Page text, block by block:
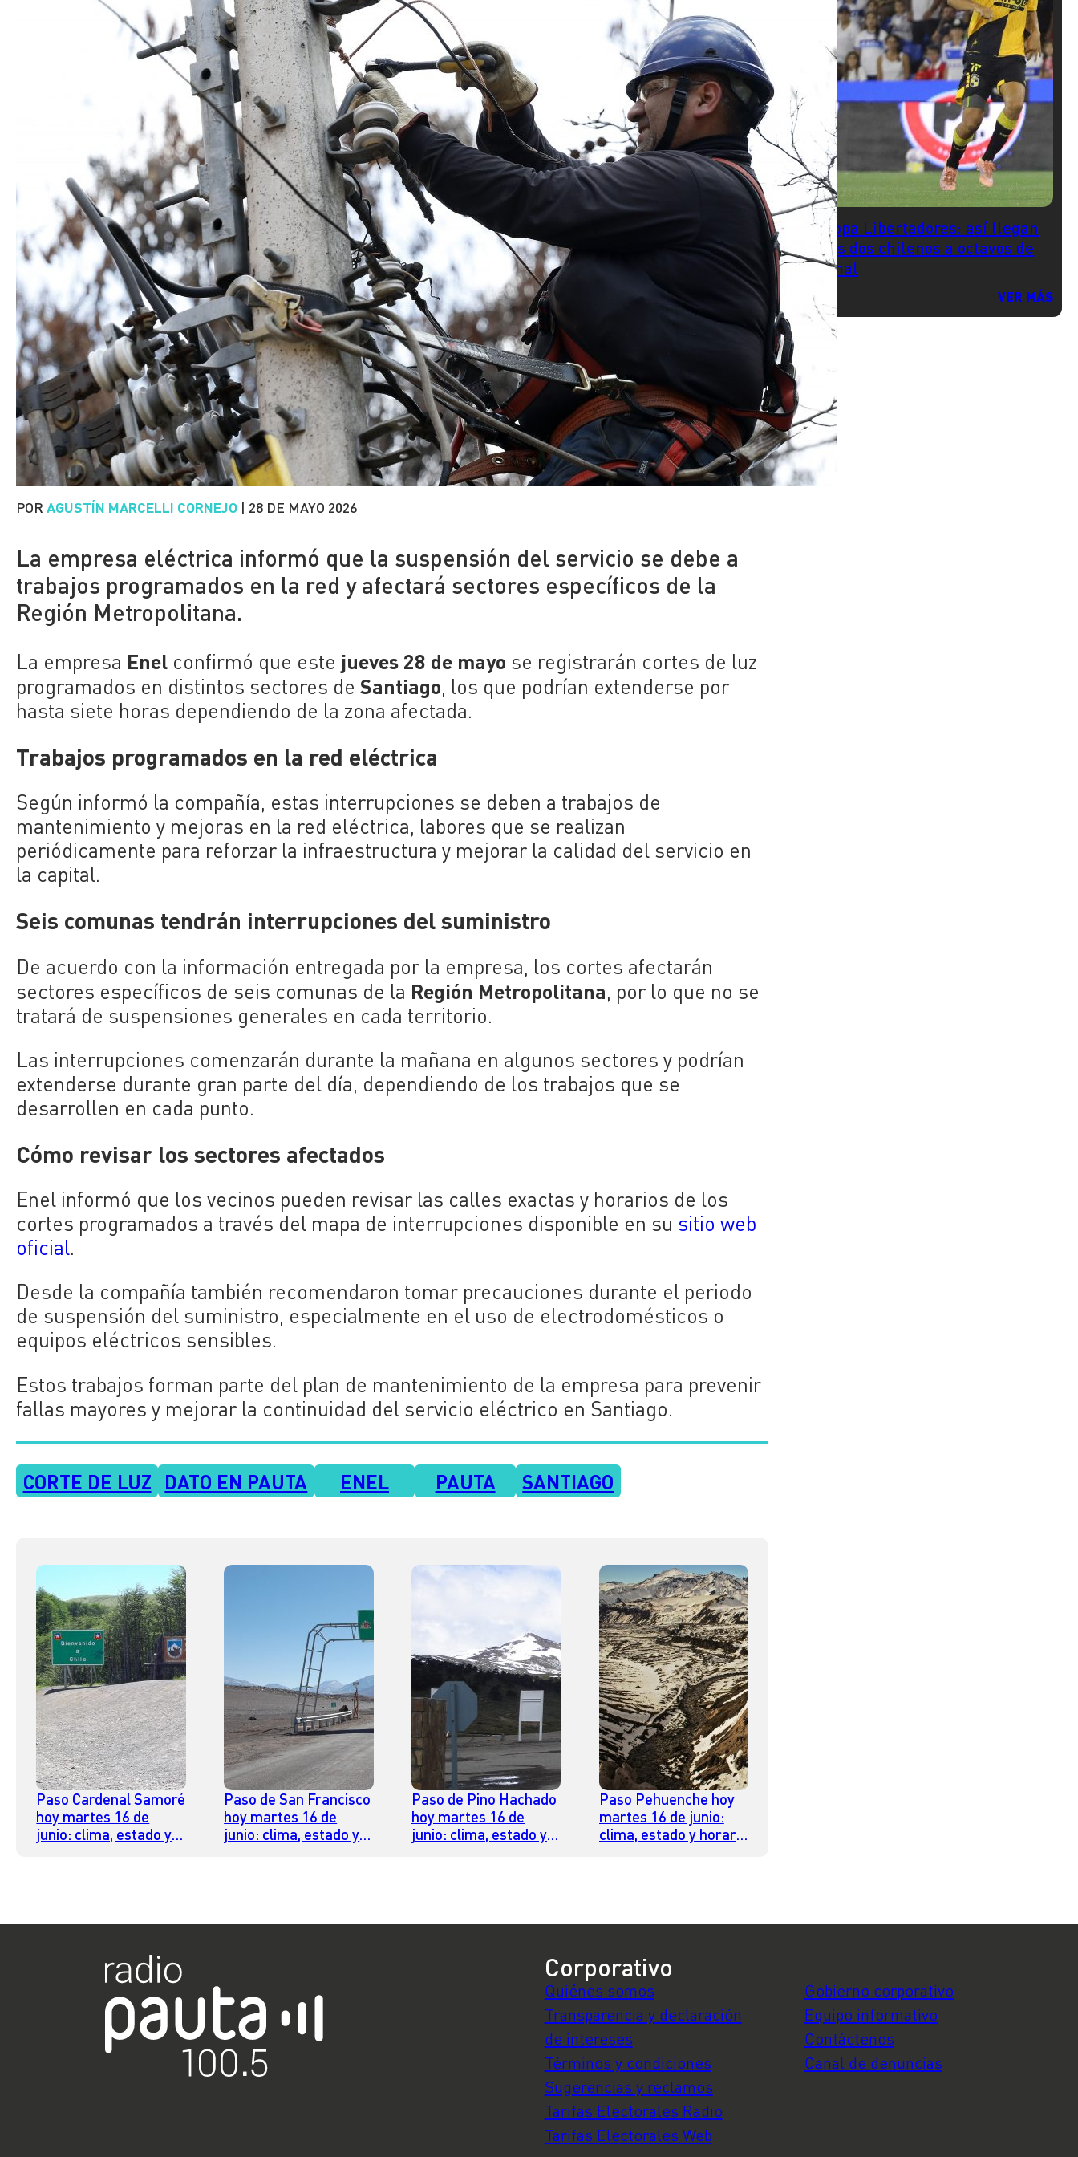
PORAGUSTÍN MARCELLI CORNEJO | 28 DE MAYO 2026
La empresa eléctrica informó que la suspensión del servicio se debe a
trabajos programados en la red y afectará sectores específicos de la
Región Metropolitana.
La empresa Enel confirmó que este jueves 28 de mayo se registrarán cortes de luz
programados en distintos sectores deSantiago, los que podrían extenderse por
hasta siete horas dependiendo de la zona afectada.
Trabajos programados en la red eléctrica
Según informó la compañía, estas interrupciones se deben a trabajos de
mantenimiento y mejoras en la red eléctrica, labores que se realizan
periódicamente para reforzar la infraestructura y mejorar la calidad del servicio en
la capital.
Seis comunas tendrán interrupciones del suministro
De acuerdo con la información entregada por la empresa, los cortes afectarán
sectores específicos de seis comunas de la Región Metropolitana, por lo que no se
tratará de suspensiones generales en cada territorio.
Las interrupciones comenzarán durante la mañana en algunos sectores y podrían
extenderse durante gran parte del día, dependiendo de los trabajos que se
desarrollen en cada punto.
Cómo revisar los sectores afectados
Enel informó que los vecinos pueden revisar las calles exactas y horarios de los
cortes programados a través del mapa de interrupciones disponible en su sitio web
oficial.
Desde la compañía también recomendaron tomar precauciones durante el periodo
de suspensión del suministro, especialmente en el uso de electrodomésticos o
equipos eléctricos sensibles.
Estos trabajos forman parte del plan de mantenimiento de la empresa para prevenir
fallas mayores y mejorar la continuidad del servicio eléctrico en Santiago.
CORTE DE LUZ DATO EN PAUTA ENEL PAUTA SANTIAGO
Paso Cardenal Samoré
hoy martes 16 de
junio: clima, estado y
Paso de San Francisco
hoy martes 16 de
junio: clima, estado y
Paso de Pino Hachado
hoy martes 16 de
junio: clima, estado y
Paso Pehuenche hoy
martes 16 de junio:
clima, estado y horario
Copa Libertadores: así llegan
los dos chilenos a octavos de
final
VER MÁS
Corporativo
Quiénes somos
Transparencia y declaración
de intereses
Términos y condiciones
Sugerencias y reclamos
Tarifas Electorales Radio
Tarifas Electorales Web
Gobierno corporativo
Equipo informativo
Contáctenos
Canal de denuncias